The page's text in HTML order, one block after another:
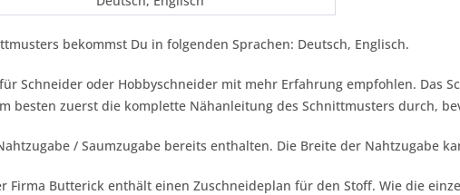
bekommst Du in folgenden Sprachen: Deutsch, Englisch.
Schneider oder Hobbyschneider mit mehr Erfahrung empfohlen. Das
besten zuerst die komplette Nähanleitung des Schnittmusters durch,
/ Saumzugabe bereits enthalten. Die Breite der Nahtzugabe
Firma Butterick enthält einen Zuschneideplan für den Stoff. Wie die